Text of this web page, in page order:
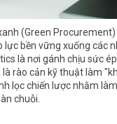
(Green
lực bền vững xuống các
là nơi gánh chịu sức
rào cản kỹ thuật làm
lọc chiến lược nhằm
chuỗi.